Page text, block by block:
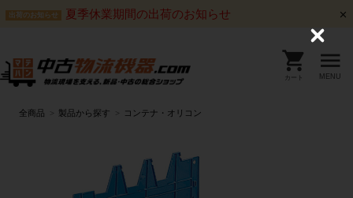
出荷のお知らせ 夏季休業期間の出荷のお知らせ
カート MENU
全商品 製品から探す コンテナ・オリコン
C
o
s